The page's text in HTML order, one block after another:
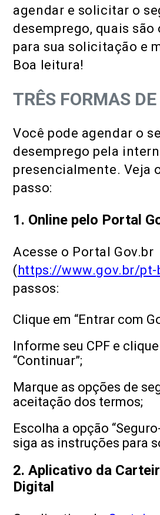
agendar e solicitar o
desemprego, quais
para sua solicitação e
Boa leitura!
TRÊS FORMAS
Você pode agendar o
desemprego pela
presencialmente. Veja
passo:
1. Online pelo Portal
Acesse o Portal Gov.br
(https://www.gov.br/pt-
passos:
Clique em “Entrar com
Informe seu CPF e
“Continuar”;
Marque as opções de
aceitação dos termos;
Escolha a opção
siga as instruções para
2. Aplicativo da
Digital